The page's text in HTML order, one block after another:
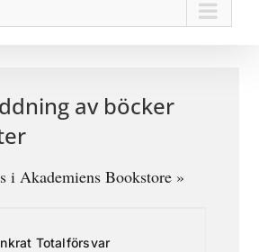
av böcker
i Akademiens Bookstore »
Totalförsvar